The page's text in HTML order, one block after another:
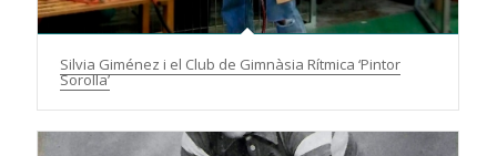
Silvia Giménez i el Club de Gimnàsia Rítmica ‘Pintor
Sorolla’